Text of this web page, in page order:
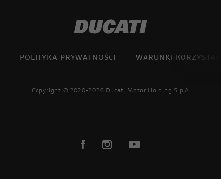
POLITYKA PRYWATNOŚCI WARUNKI
Copyright © 2020-2026 Ducati Motor Holding S.p.A